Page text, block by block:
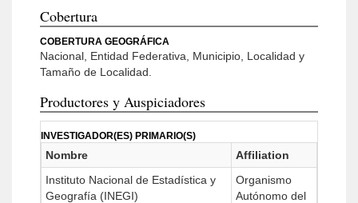
Cobertura
COBERTURA GEOGRÁFICA
Nacional, Entidad Federativa, Municipio, Localidad y
Tamaño de Localidad.
Productores y Auspiciadores
INVESTIGADOR(ES) PRIMARIO(S)
Nombre
Affiliation
Instituto Nacional de Estadística y
Geografía (INEGI)
Organismo
Autónomo del